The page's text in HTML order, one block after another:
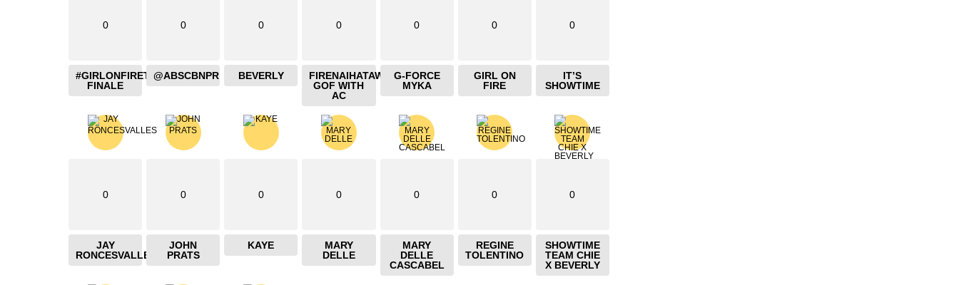
0
#GIRLONFIRETHEBLAZING
FINALE
0
@ABSCBNPR
0
BEVERLY
0
FIRENAIHATAW
GOF WITH
AC
0
G-FORCE
MYKA
0
GIRL ON
FIRE
0
IT’S
SHOWTIME
0
JAY
RONCESVALLES
0
JOHN
PRATS
0
KAYE
0
MARY
DELLE
0
MARY
DELLE
CASCABEL
0
REGINE
TOLENTINO
0
SHOWTIME
TEAM CHIE
X BEVERLY